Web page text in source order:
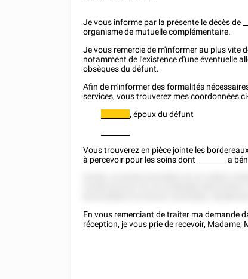
Je vous informe par la présente le décès de
organisme de mutuelle complémentaire.
Je vous remercie de m'informer au plus vite
notamment de l'existence d'une éventuelle
obsèques du défunt.
Afin de m'informer des formalités
services, vous trouverez mes coordonnées
________,épouxdu défunt
Vous trouverez en pièce jointe les
à percevoir pour les soins dont
a
En vous remerciant de traiter ma demande
réception, je vous prie de recevoir,